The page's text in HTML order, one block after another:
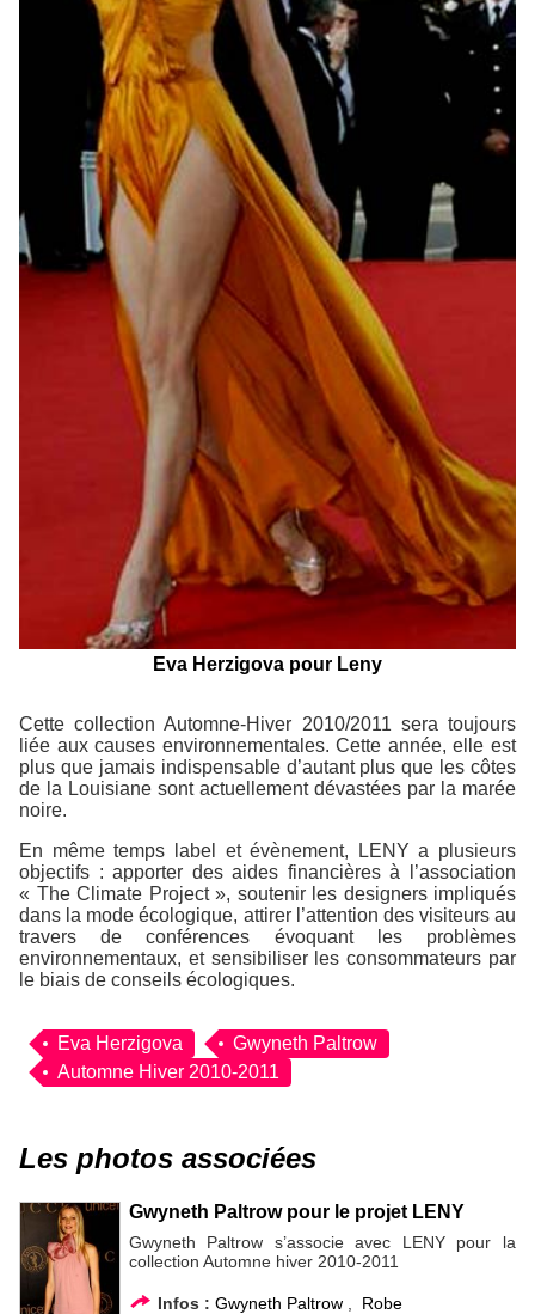
Eva Herzigova pour Leny
Cette collection Automne-Hiver 2010/2011 sera toujours
liée aux causes environnementales. Cette année, elle est
plus que jamais indispensable d’autant plus que les côtes
de la Louisiane sont actuellement dévastées par la marée
noire.
En même temps label et évènement, LENY a plusieurs
objectifs : apporter des aides financières à l’association
« The Climate Project », soutenir les designers impliqués
dans la mode écologique, attirer l’attention des visiteurs au
travers de conférences évoquant les problèmes
environnementaux, et sensibiliser les consommateurs par
le biais de conseils écologiques.
Eva Herzigova
Gwyneth Paltrow
Automne Hiver 2010-2011
Les photos associées
Gwyneth Paltrow pour le projet LENY
Gwyneth Paltrow s’associe avec LENY pour la
collection Automne hiver 2010-2011
Infos : Gwyneth Paltrow, Robe